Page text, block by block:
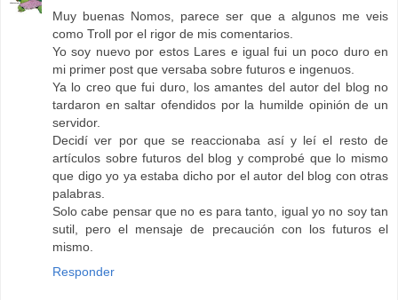
Muy buenas Nomos, parece ser que a algunos me veis
como Troll por el rigor de mis comentarios.
Yo soy nuevo por estos Lares e igual fui un poco duro en
mi primer post que versaba sobre futuros e ingenuos.
Ya lo creo que fui duro, los amantes del autor del blog no
tardaron en saltar ofendidos por la humilde opinión de un
servidor.
Decidí ver por que se reaccionaba así y leí el resto de
artículos sobre futuros del blog y comprobé que lo mismo
que digo yo ya estaba dicho por el autor del blog con otras
palabras.
Solo cabe pensar que no es para tanto, igual yo no soy tan
sutil, pero el mensaje de precaución con los futuros el
mismo.
Responder